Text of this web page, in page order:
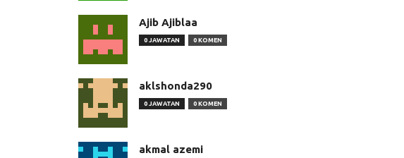
Ajib Ajiblaa
0 JAWATAN 0 KOMEN
aklshonda290
0 JAWATAN 0 KOMEN
akmal azemi